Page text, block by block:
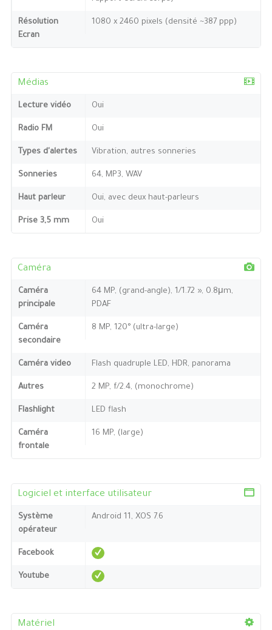
Résolution
Ecran
1080 x 2460 pixels (densité ~387 ppp)
Médias
Lecture vidéo Oui
Radio FM Oui
Types d'alertes Vibration, autres sonneries
Sonneries 64, MP3, WAV
Haut parleur Oui, avec deux haut-parleurs
Prise 3,5 mm Oui
Caméra
Caméra
principale
64 MP, (grand-angle), 1/1.72 », 0.8μm,
PDAF
Caméra
secondaire
8 MP, 120° (ultra-large)
Caméra video Flash quadruple LED, HDR, panorama
Autres 2 MP, f/2.4, (monochrome)
Flashlight LED flash
Caméra
frontale
16 MP, (large)
Logiciel et interface utilisateur
Système
opérateur
Android 11, XOS 7.6
Facebook
Youtube
Matériel